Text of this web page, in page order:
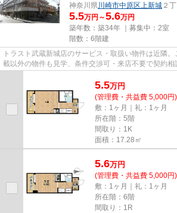
神奈川県川崎市中原区上新城 ２
5.5万円～5.6万円
築年数：築34年 ｜募集中： 2室
階数：6階建
トラスト武蔵新城店のサービス・取扱い物件は近隣
載以外の物件も見学、条件交渉可・来店不要で契約
時無料駐車場有（要電話予約...
5.5万円
(管理費・共益費 5,000円)
敷：1ヶ月｜礼：1ヶ月
所在階：5階
間取り：1K
面積：17.28㎡
5.6万円
(管理費・共益費 5,000円)
敷：1ヶ月｜礼：1ヶ月
所在階：6階
間取り：1R